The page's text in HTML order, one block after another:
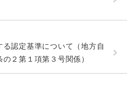
認定基準について（地方自
２第１項第３号関係）